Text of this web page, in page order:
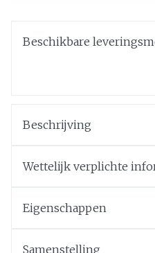
Beschikbare
Beschrijving
Wettelijk verplichte
Eigenschappen
Samenstelling